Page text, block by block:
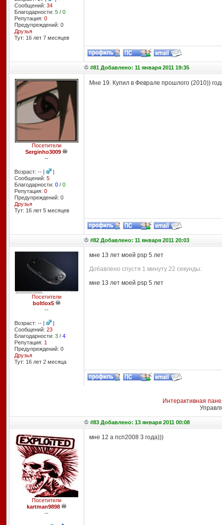
Сообщений: 34
Благодарности: 5/ 0
Репутация: 0
Предупреждений: 0
Друзья
Тут: 16 лет 7 месяцев
#81 Добавлено: 11 января 2011 19:35
Посетители
Serginho3009
--
Возраст: -- |
|
Сообщений: 5
Благодарности: 0/ 0
Репутация: 0
Предупреждений: 0
Друзья
Тут: 16 лет 5 месяцев
Мне 19. Купил в Феврале прошлого (2010))
#82 Добавлено: 11 января 2011 20:03
Посетители
boltlox5
--
Возраст: -- |
|
Сообщений: 23
Благодарности: 3/ 4
Репутация: 1
Предупреждений: 0
Друзья
Тут: 16 лет 2 месяцa
мне 13 лет моей psp 5 лет
Добавлено спустя 1 минуту 22 секунды:
мне 13 лет моей psp 5 лет
Интерактивная
#83 Добавлено: 13 января 2011 00:08
Посетители
kartman9898
--
мне 12 а псп2008 3 года)))